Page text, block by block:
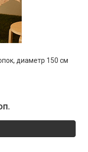
диаметр 150 см